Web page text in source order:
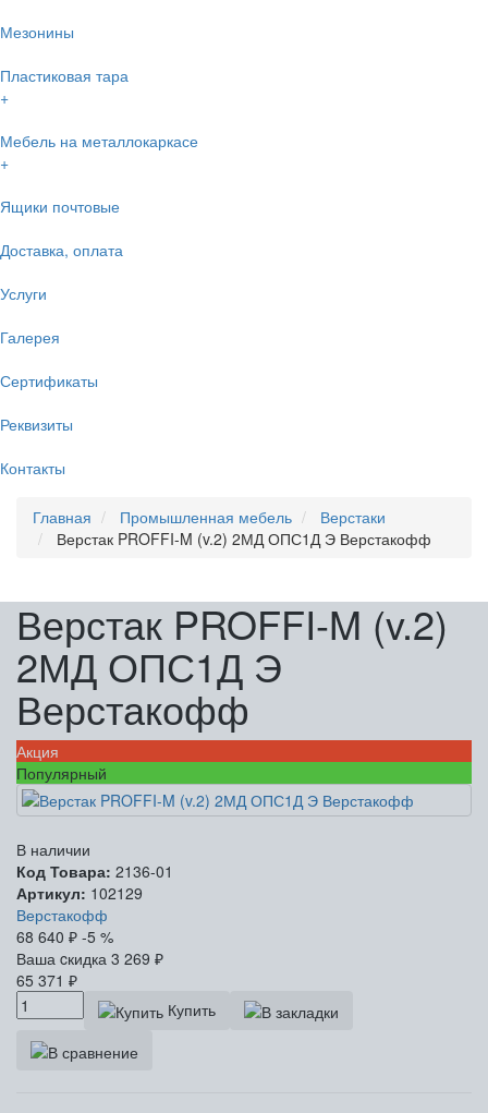
Мезонины
Пластиковая тара
+
Мебель на металлокаркасе
+
Ящики почтовые
Доставка, оплата
Услуги
Галерея
Сертификаты
Реквизиты
Контакты
Главная Промышленная мебель
Верстаки
Верстак PROFFI-M (v.2) 2МД ОПС1Д Э Верстакофф
Верстак PROFFI-M (v.2)
2МД ОПС1Д Э
Верстакофф
Акция
Популярный
В наличии
Код Товара: 2136-01
Артикул: 102129
Верстакофф
68 640 ₽ -5 %
Ваша cкидка 3 269 ₽
65 371 ₽
Купить